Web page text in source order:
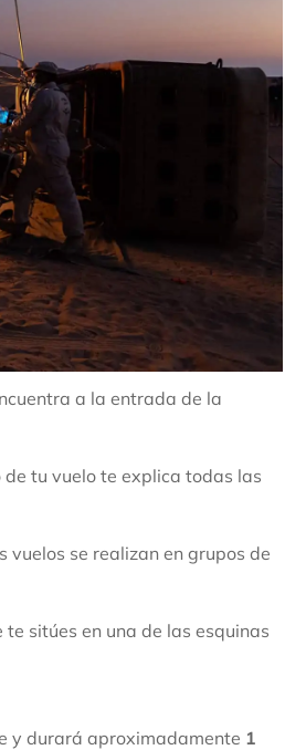
a la entrada de la
tu vuelo te explica todas las
se realizan en grupos de
sitúes en una de las esquinas
y durará aproximadamente 1